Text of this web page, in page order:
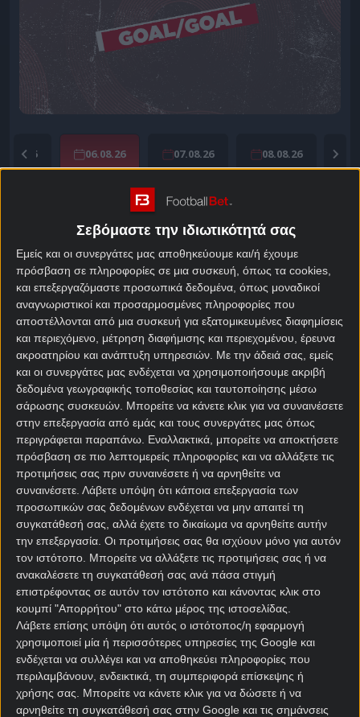
Σεβόμαστε την ιδιωτικότητά σας
Εμείς και οι συνεργάτες μας αποθηκεύουμε και/ή έχουμε
πρόσβαση σε πληροφορίες σε μια συσκευή, όπως τα cookies,
και επεξεργαζόμαστε προσωπικά δεδομένα, όπως μοναδικοί
αναγνωριστικοί και προσαρμοσμένες πληροφορίες που
αποστέλλονται από μια συσκευή για εξατομικευμένες διαφημίσεις
και περιεχόμενο, μέτρηση διαφήμισης και περιεχομένου, έρευνα
ακροατηρίου και ανάπτυξη υπηρεσιών. Με την άδειά σας, εμείς
και οι συνεργάτες μας ενδέχεται να χρησιμοποιήσουμε ακριβή
δεδομένα γεωγραφικής τοποθεσίας και ταυτοποίησης μέσω
σάρωσης συσκευών. Μπορείτε να κάνετε κλικ για να συναινέσετε
στην επεξεργασία από εμάς και τους συνεργάτες μας όπως
περιγράφεται παραπάνω. Εναλλακτικά, μπορείτε να αποκτήσετε
πρόσβαση σε πιο λεπτομερείς πληροφορίες και να αλλάξετε τις
προτιμήσεις σας πριν συναινέσετε ή να αρνηθείτε να
συναινέσετε. Λάβετε υπόψη ότι κάποια επεξεργασία των
προσωπικών σας δεδομένων ενδέχεται να μην απαιτεί τη
συγκατάθεσή σας, αλλά έχετε το δικαίωμα να αρνηθείτε αυτήν
την επεξεργασία. Οι προτιμήσεις σας θα ισχύουν μόνο για αυτόν
τον ιστότοπο. Μπορείτε να αλλάξετε τις προτιμήσεις σας ή να
ανακαλέσετε τη συγκατάθεσή σας ανά πάσα στιγμή
επιστρέφοντας σε αυτόν τον ιστότοπο και κάνοντας κλικ στο
κουμπί "Απορρήτου" στο κάτω μέρος της ιστοσελίδας.
Λάβετε επίσης υπόψη ότι αυτός ο ιστότοπος/η εφαρμογή
χρησιμοποιεί μία ή περισσότερες υπηρεσίες της Google και
ενδέχεται να συλλέγει και να αποθηκεύει πληροφορίες που
περιλαμβάνουν, ενδεικτικά, τη συμπεριφορά επίσκεψης ή
χρήσης σας. Μπορείτε να κάνετε κλικ για να δώσετε ή να
αρνηθείτε τη συγκατάθεσή σας στην Google και τις σημάνσεις
06.08.26 07.08.26 08.08.26
Goal/Goal της ημέρας
19:30 | EUCL
Κλουζ - Τρόμσο
Απόδοση: 1.83
20:00 | EUL
Χράντετς Κράλοβε - Μπεσίκτας
Απόδοση: 1.73
20:00 | EUCL
Ντέμπρετσενι ΒΣΚ - Κοπεγχάγη
Απόδοση: 1.72
20:00 | EUCL
Ράκοβ - Χάμαρμπι
Απόδοση: 1.66
Bet Builder 1
Over/Under
Powered by
Goal/Goal
4
Δυάδες
1